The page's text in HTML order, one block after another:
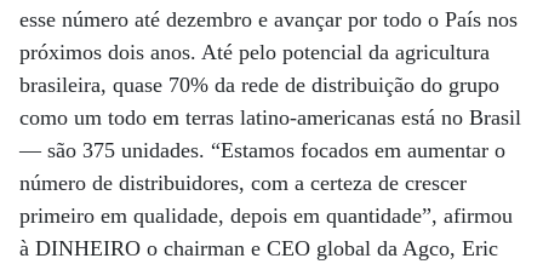
esse número até dezembro e avançar por todo o País nos
próximos dois anos. Até pelo potencial da agricultura
brasileira, quase 70% da rede de distribuição do grupo
como um todo em terras latino-americanas está no Brasil
— são 375 unidades. “Estamos focados em aumentar o
número de distribuidores, com a certeza de crescer
primeiro em qualidade, depois em quantidade”, afirmou
à DINHEIRO o chairman e CEO global da Agco, Eric